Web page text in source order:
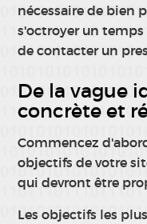
nécessaire de bien
s'octroyer un temps
de contacter un
De la vague
concrète et
Commencez
objectifs de votre
qui devront être
Les objectifs les